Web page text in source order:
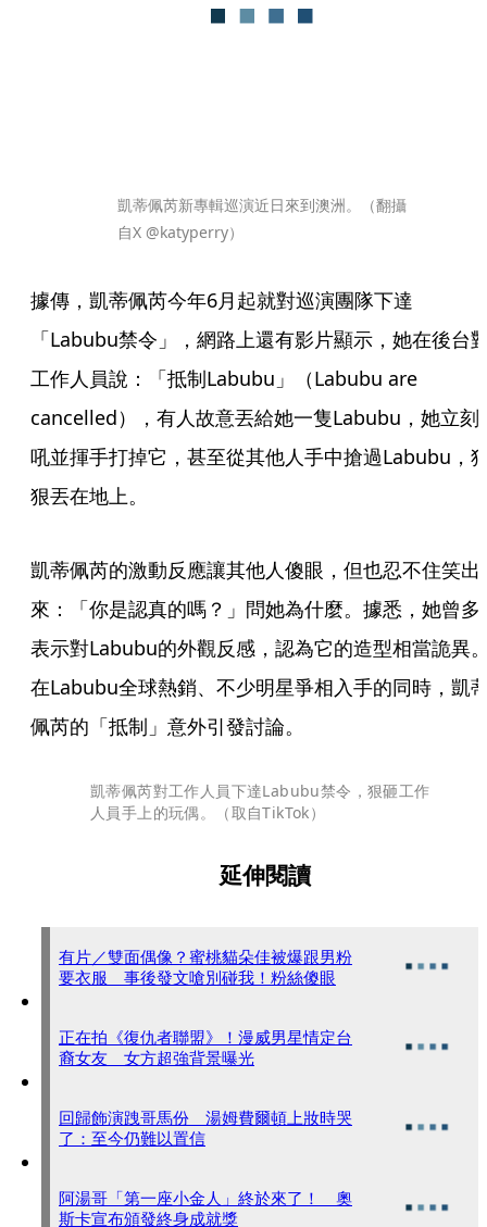
凱蒂佩芮新專輯巡演近日來到澳洲。（翻攝
自X @katyperry）
據傳，凱蒂佩芮今年6月起就對巡演團隊下達
「Labubu禁令」，網路上還有影片顯示，她在後台
工作人員說：「抵制Labubu」（Labubu are
cancelled），有人故意丟給她一隻Labubu，她立刻
吼並揮手打掉它，甚至從其他人手中搶過Labubu，
狠丟在地上。
凱蒂佩芮的激動反應讓其他人傻眼，但也忍不住笑出
來：「你是認真的嗎？」問她為什麼。據悉，她曾多
表示對Labubu的外觀反感，認為它的造型相當詭異
在Labubu全球熱銷、不少明星爭相入手的同時，凱
佩芮的「抵制」意外引發討論。
凱蒂佩芮對工作人員下達Labubu禁令，狠砸工作
人員手上的玩偶。（取自TikTok）
延伸閱讀
有片／雙面偶像？蜜桃貓朵佳被爆跟男粉
要衣服 事後發文嗆別碰我！粉絲傻眼
正在拍《復仇者聯盟》！漫威男星情定台
裔女友 女方超強背景曝光
回歸飾演跩哥馬份 湯姆費爾頓上妝時哭
了：至今仍難以置信
阿湯哥「第一座小金人」終於來了！ 奧
斯卡宣布頒發終身成就獎